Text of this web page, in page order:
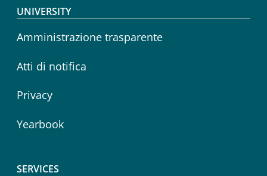
Footer menu
UNIVERSITY
Amministrazione trasparente
Atti di notifica
Privacy
Yearbook
SERVICES